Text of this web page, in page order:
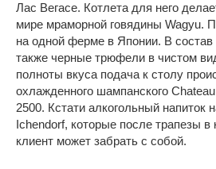
Лас Вегасе. Котлета для него
мире мраморной говядины Wagyu.
на одной ферме в Японии. В состав
также черные трюфели в чистом
полноты вкуса подача к столу
охлажденного шампанского
2500. Кстати алкогольный напиток
Ichendorf, которые после трапезы в
клиент может забрать с собой.